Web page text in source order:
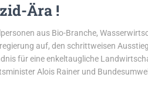
Ära !
aus Bio-Branche,
auf, den schrittweisen
für eine enkeltaugliche
Alois Rainer und